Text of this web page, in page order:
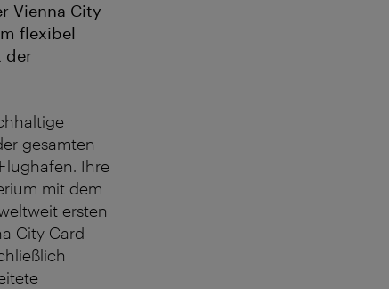
Vienna City
flexibel
der
gesamten
Ihre
mit dem
ersten
City Card